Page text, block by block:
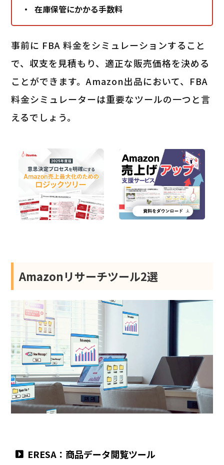
在庫保管にかかる手数料
事前に FBA 料金をシミュレーションすること
で、収支を見積もり、適正な販売価格を決める
ことができます。Amazon出品において、FBA
料金シミュレーターは重要なツールの一つと言
えるでしょう。
Amazonリサーチツール2選
ERESA：商品データ閲覧ツール